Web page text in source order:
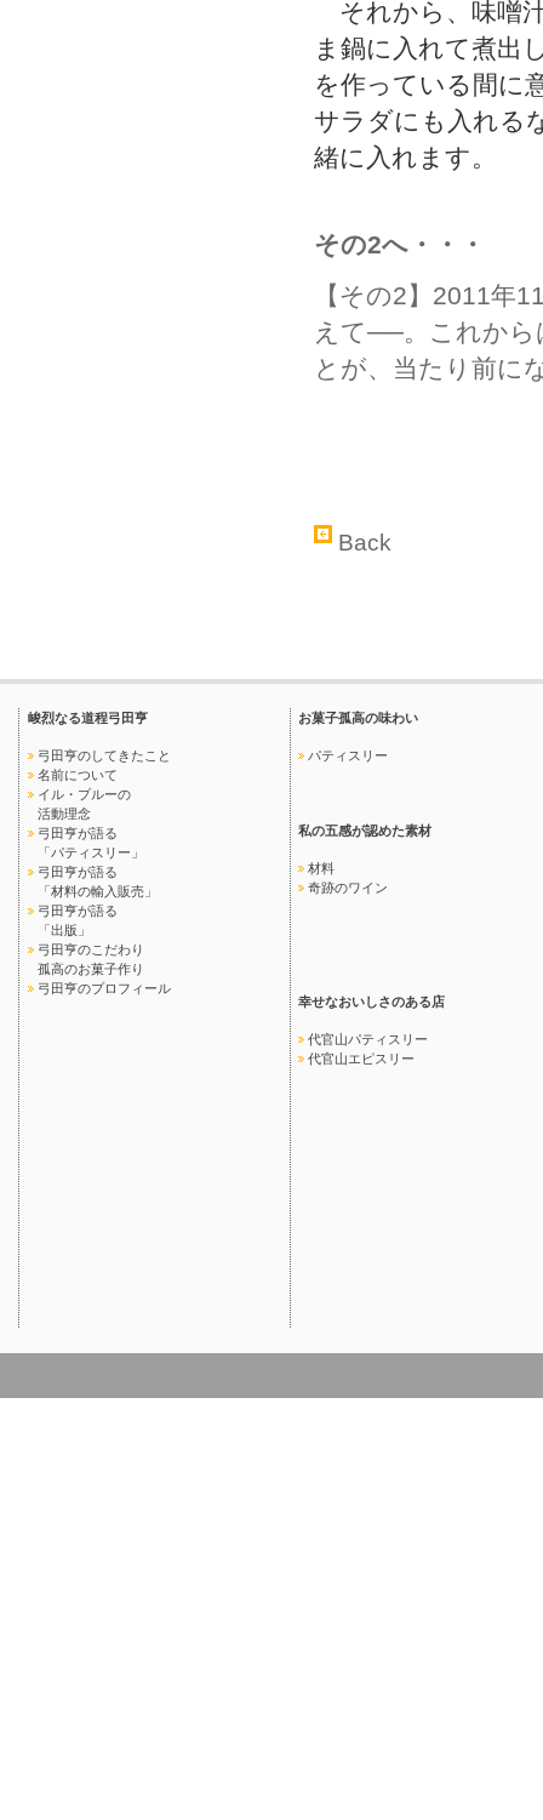
それから、味噌
ま鍋に入れて煮出
を作っている間に
サラダにも入れる
緒に入れます。
その2へ・・・
【その2】2011年
えて──。これから
とが、当たり前に
Back
峻烈なる道程弓田亨
弓田亨のしてきたこと
名前について
イル・プルーの
活動理念
弓田亨が語る
「パティスリー」
弓田亨が語る
「材料の輸入販売」
弓田亨が語る
「出版」
弓田亨のこだわり
孤高のお菓子作り
弓田亨のプロフィール
お菓子孤高の味わい
パティスリー
私の五感が認めた素材
材料
奇跡のワイン
幸せなおいしさのある店
代官山パティスリー
代官山エピスリー